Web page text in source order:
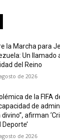
la Marcha para
Un llamado
del Reino
de 2026
de la FIFA
de
divino”, afirman
Deporte’
de 2026